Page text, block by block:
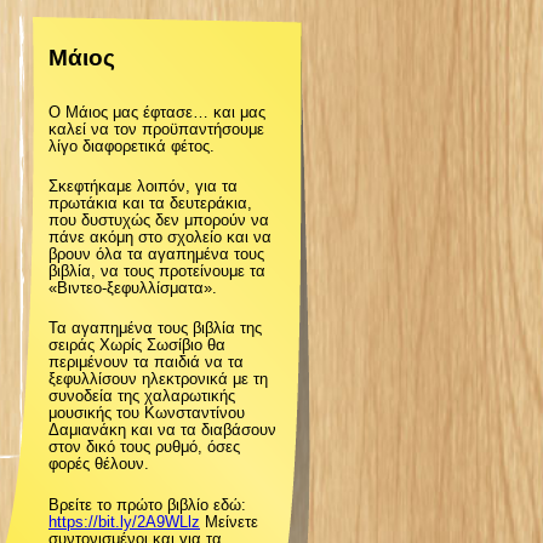
ή
τ
η
σ
η
ς
Αρχεία:
Μάιος
Ο Μάιος μας έφτασε… και μας
καλεί να τον προϋπαντήσουμε
λίγο διαφορετικά φέτος.
Σκεφτήκαμε λοιπόν, για τα
πρωτάκια και τα δευτεράκια,
που δυστυχώς δεν μπορούν να
πάνε ακόμη στο σχολείο και να
βρουν όλα τα αγαπημένα τους
βιβλία, να τους προτείνουμε τα
«Βιντεο-ξεφυλλίσματα».
Τα αγαπημένα τους βιβλία της
σειράς Χωρίς Σωσίβιο θα
περιμένουν τα παιδιά να τα
ξεφυλλίσουν ηλεκτρονικά με τη
συνοδεία της χαλαρωτικής
μουσικής του Κωνσταντίνου
Δαμιανάκη και να τα διαβάσουν
στον δικό τους ρυθμό, όσες
φορές θέλουν.
Βρείτε το πρώτο βιβλίο εδώ:
https://bit.ly/2A9WLlz Μείνετε
συντονισμένοι και για τα